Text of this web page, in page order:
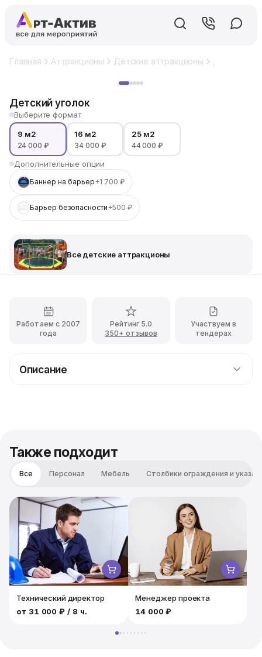
Главная Аттракционы Детские аттракционы
Детский уголок
Выберите формат
9 м2
24 000 ₽
16 м2
34 000 ₽
25 м2
44 000 ₽
Дополнительные опции
Баннер на барьер+1 700 ₽
Барьер безопасности+500 ₽
Все детские аттракционы
Работаем с 2007
года
Рейтинг 5.0
350+ отзывов
Участвуем в
тендерах
Описание
гостям мероприятия хорошо отдохнуть на
празднике,а детям вдоволь позабавиться.
Также подходит
Все Персонал Мебель Столбики ограждения и
Технический директор
от 31 000 ₽ / 8 ч.
Менеджер проекта
14 000 ₽